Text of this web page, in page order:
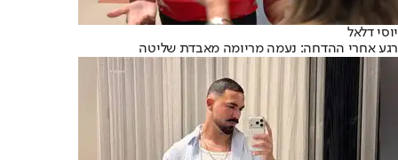
יוסי דלאל
רגע אחרי ההדחה: נעמה מריומה מאבדת שליטה